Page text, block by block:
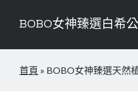
BOBO女神臻選白希
資
訊
首頁 » BOBO女神臻選天然